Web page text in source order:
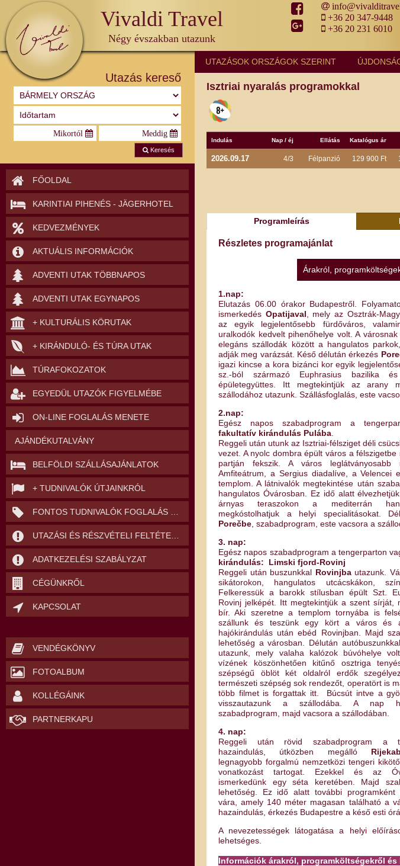
Vivaldi Travel
Négy évszakban utazunk
+36 20 347-9448
+36 20 231 6010
Utazás kereső
Keresés
FŐOLDAL
KARINTIAI PIHENÉS - JÄGERHOTEL
KEDVEZMÉNYEK
AKTUÁLIS INFORMÁCIÓK
ADVENTI UTAK TÖBBNAPOS
ADVENTI UTAK EGYNAPOS
+ KULTURÁLIS KÖRUTAK
+ KIRÁNDULÓ- ÉS TÚRA UTAK
TÚRAFOKOZATOK
EGYEDÜL UTAZÓK FIGYELMÉBE
ON-LINE FOGLALÁS MENETE
AJÁNDÉKUTALVÁNY
BELFÖLDI SZÁLLÁSAJÁNLATOK
+ TUDNIVALÓK ÚTJAINKRÓL
ADATKEZELÉSI SZABÁLYZAT
CÉGÜNKRŐL
KAPCSOLAT
VENDÉGKÖNYV
FOTOALBUM
KOLLÉGÁINK
PARTNERKAPU
UTAZÁSOK ORSZÁGOK SZERINT
Isztriai nyaralás programokkal
Indulás Nap / éj Ellátás Katalógus ár
2026.09.17 4/3 Félpanzió 129 900 Ft
Programleírás
Részletes programajánlat
Árakról,
1.nap:
Elutazás 06.00 órakor Budapestről.
ismerkedés Opatijaval , mely az Osztrák-
az egyik legjelentősebb fürdőváros,
uralkodók kedvelt pihenőhelye volt. A
elegáns szállodák között a hangulatos
adják meg varázsát. Késő délután érkezés
igazi kincse a kora bizánci kor egyik
sz.-ból származó Euphrasius bazilika
épületegyüttes. Itt megtekintjük az arany
szállodához utazunk. Szállásfoglalás, este
2.nap:
Egész napos szabadprogram a
fakultatív kirándulás Pulába
Reggeli után utunk az Isztriai-félsziget déli
vezet. A nyolc dombra épült város a
partján fekszik. A város leglátványosabb
Amfiteátrum, a Sergius diadalíve, a Velencei
templom. A látnivalók megtekintése után
hangulatos Óvárosban. Ez idő alatt
árnyas teraszokon a mediterrán
megkóstolhatjuk a helyi specialitásokat.
Porečbe , szabadprogram, este vacsora a
3. nap:
Egész napos szabadprogram a tengerparton
kirándulás: Limski fjord-Rovinj
Reggeli után buszunkkal Rovinjbautazunk.
sikátorokon, hangulatos utcácskákon,
Felkeressük a barokk stílusban épült Szt.
Rovinj jelképét. Itt megtekintjük a szent sírját,
bír. Aki szeretne a templom tornyába is
szállunk és teszünk egy kört a város és
hajókirándulás után ebéd Rovinjban. Majd
lehetőség a városban. Délután
utazunk, mely valaha kalózok búvóhelye
vízének köszönhetően kitűnő osztriga
szépségű öblöt két oldalról erdők
természeti szépség sok rendezőt, operatört is
több filmet is forgattak itt. Búcsút intve a
visszautazunk a szállodába. A nap
szabadprogram, majd vacsora a szállodában.
4. nap:
Reggeli után rövid szabadprogram a
hazaindulás, útközben megálló
legnagyobb forgalmú nemzetközi tengeri
vonatkozást tartogat. Ezekkel és az
ismerkedünk egy séta keretében. Majd
lehetőség. Ez idő alatt további programként
vára, amely 140 méter magasan található a
hazaindulás, érkezés Budapestre a késő esti
A nevezetességek látogatása a helyi
lehetséges.
Információk árakról, programköltségekről